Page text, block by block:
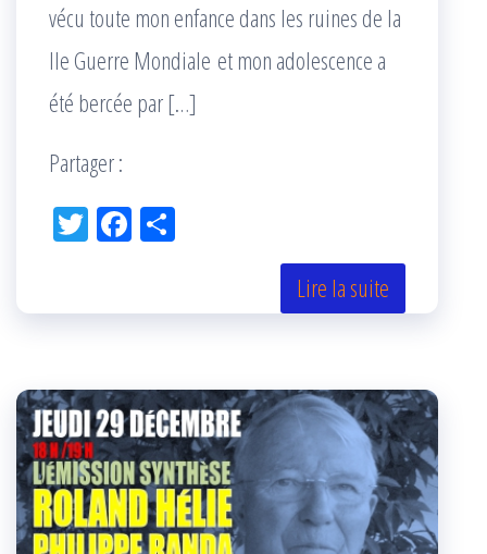
vécu toute mon enfance dans les ruines de la
IIe Guerre Mondiale et mon adolescence a
été bercée par […]
Partager :
Tw
itt
Fac
eb
k r
Lire la suite